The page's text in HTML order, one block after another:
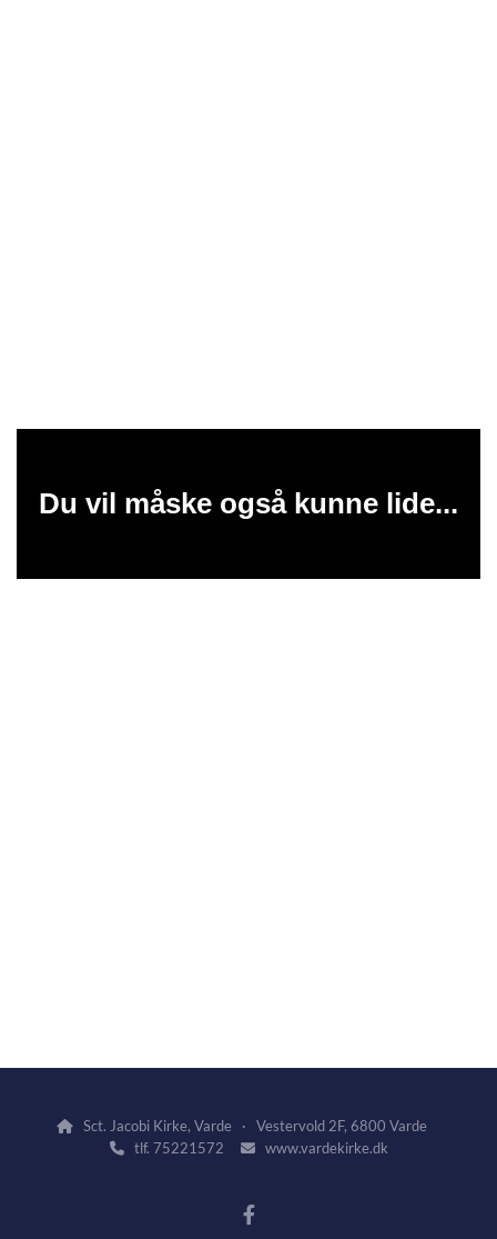
Du vil måske også kunne lide...
 Sct. Jacobi Kirke, Varde · Vestervold 2F, 6800 Varde
tlf. 75221572 www.vardekirke.dk